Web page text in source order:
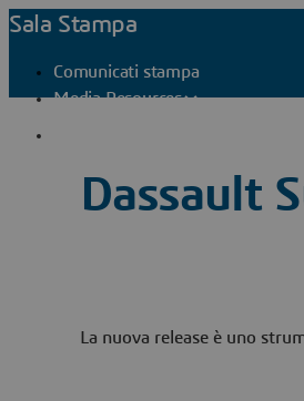
Sala Stampa
Comunicati stampa
Media Resources
Dassault
La nuova release è uno